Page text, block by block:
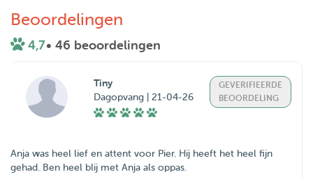
Beoordelingen
4,7• 46 beoordelingen
Tiny
Dagopvang | 21-04-26
GEVERIFIEERDE
BEOORDELING
Anja was heel lief en attent voor Pier. Hij heeft het heel fijn
gehad. Ben heel blij met Anja als oppas.